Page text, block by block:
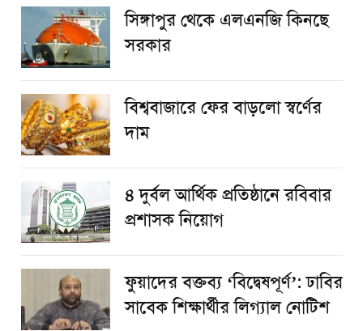
সিঙ্গাপুর থেকে এলএনজি কিনছে
সরকার
বিশ্ববাজারে ফের বাড়লো স্বর্ণের
দাম
৪ দুর্বল আর্থিক প্রতিষ্ঠানে রবিবার
প্রশাসক নিয়োগ
ফুয়াদের বক্তব্য ‘বিদ্বেষপূর্ণ’: ঢাবির
সাবেক শিক্ষার্থীর লিগ্যাল নোটিশ